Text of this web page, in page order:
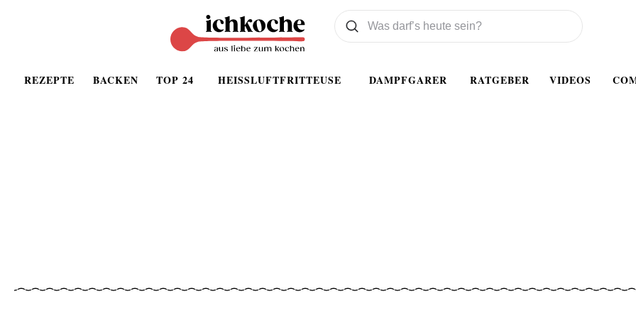
REZEPTE BACKEN TOP 24 HEISSLUFTFRITTEUSE DAMPFGARER RATGEBER VIDEOS
Was wollen Sie suchen
Suchen